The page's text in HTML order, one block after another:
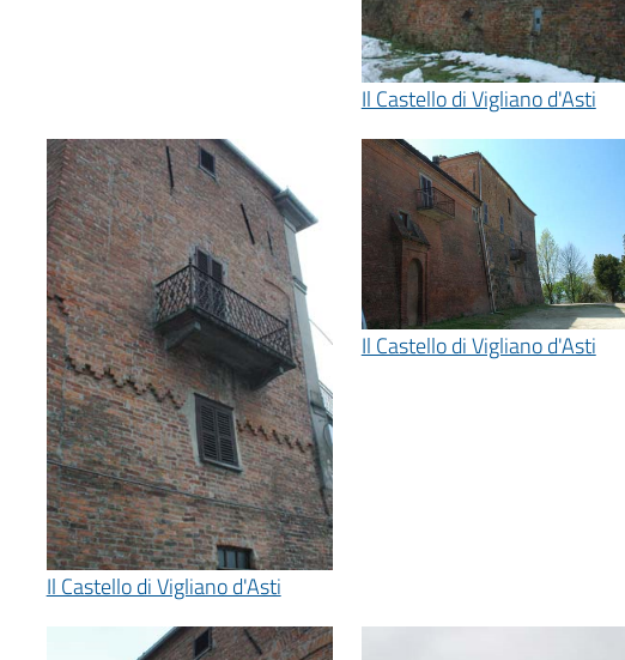
Il Castello di Vigliano d'Asti
Il Castello di Vigliano d'Asti
Il Castello di Vigliano d'Asti